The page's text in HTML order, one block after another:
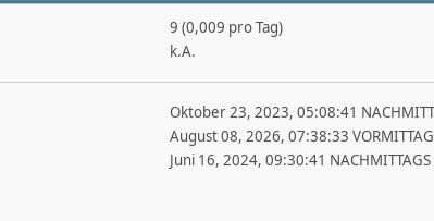
9 (0,009 pro Tag)
k.A.
Oktober 23, 2023, 05:08:41
August 08, 2026, 07:38:33 VORMITTAG
Juni 16, 2024, 09:30:41 NACHMITTAGS